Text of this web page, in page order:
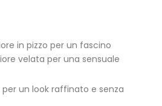
in pizzo per un fascino
velata per una sensuale
per un look raffinato e senza